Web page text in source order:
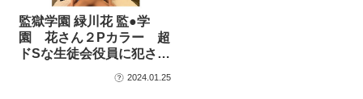
監獄学園 緑川花 監●学
園 花さん２Pカラー 超
ドSな生徒会役員に犯さ…
2024.01.25